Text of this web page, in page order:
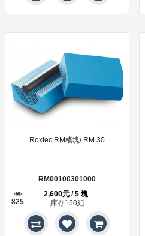
Roxtec RM模塊/ RM 30
RM00100301000
825
2,600元 / 5 塊
庫存150組